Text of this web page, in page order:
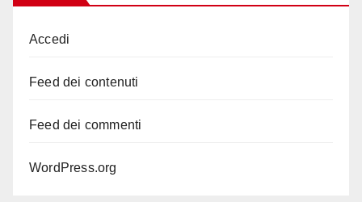
Accedi
Feed dei contenuti
Feed dei commenti
WordPress.org